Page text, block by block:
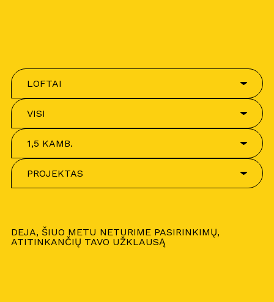
LOFTAI
VISI
1,5 KAMB.
PROJEKTAS
DEJA, ŠIUO METU NETURIME PASIRINKIMŲ,
ATITINKANČIŲ TAVO UŽKLAUSĄ